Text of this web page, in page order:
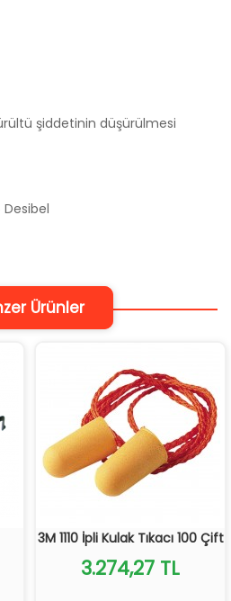
şiddetinin düşürülmesi
Desibel
Ürünler
3M 1110 İpli Kulak Tıkacı 100 Çift
3.274,27 TL